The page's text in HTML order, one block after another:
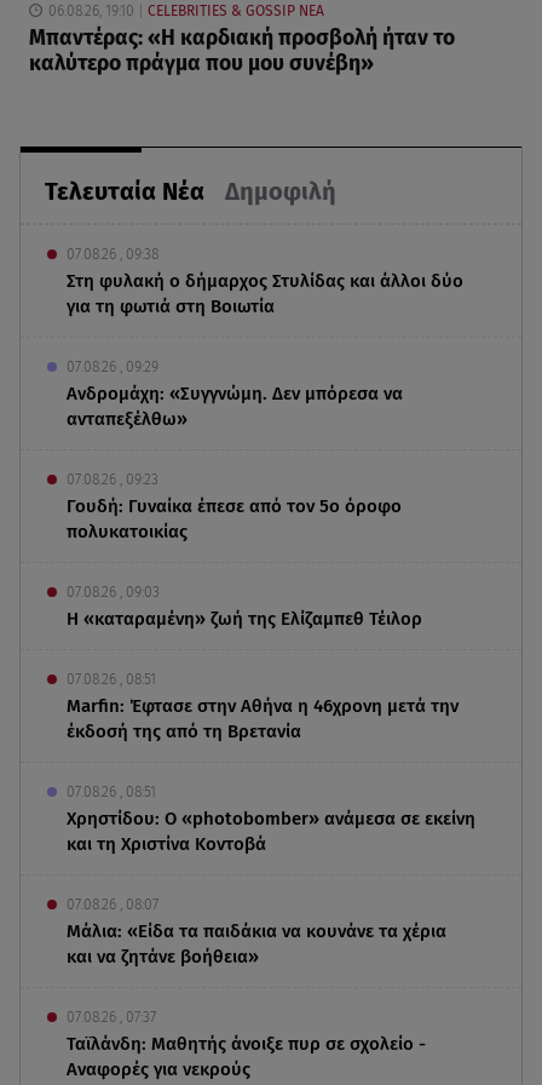
Τελευταία Νέα Δημοφιλή
07.08.26 , 09:38
Στη φυλακή ο δήμαρχος Στυλίδας και άλλοι δύο
για τη φωτιά στη Βοιωτία
07.08.26 , 09:29
Ανδρομάχη: «Συγγνώμη. Δεν μπόρεσα να
ανταπεξέλθω»
07.08.26 , 09:23
Γουδή: Γυναίκα έπεσε από τον 5ο όροφο
πολυκατοικίας
07.08.26 , 09:03
Η «καταραμένη»​​​​​​​ ζωή της Ελίζαμπεθ Τέιλορ
07.08.26 , 08:51
Marfin: Έφτασε στην Αθήνα η 46χρονη μετά την
έκδοσή της από τη Βρετανία
07.08.26 , 08:51
Χρηστίδου: Ο «photobomber» ανάμεσα σε εκείνη
και τη Χριστίνα Κοντοβά
07.08.26 , 08:07
Μάλια: «Είδα τα παιδάκια να κουνάνε τα χέρια
και να ζητάνε βοήθεια»
07.08.26 , 07:37
Ταϊλάνδη: Μαθητής άνοιξε πυρ σε σχολείο -
Αναφορές για νεκρούς
06.08.26, 19:10 CELEBRITIES & GOSSIP ΝΕΑ
Μπαντέρας: «Η καρδιακή προσβολή ήταν το
καλύτερο πράγμα που μου συνέβη»